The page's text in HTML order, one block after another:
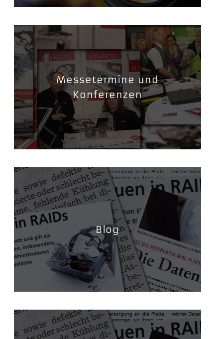
Messetermine und
Konferenzen
Blog